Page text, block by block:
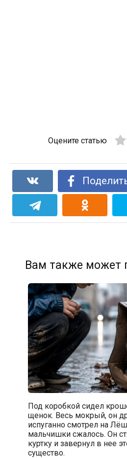
Оцените статью
Вам также может
Под коробкой сидел
щенок. Весь мокрый, он
испуганно смотрел на
мальчишки сжалось. Он
куртку и завернул в нее
существо.